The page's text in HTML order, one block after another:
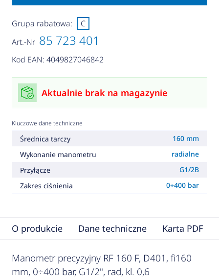
Art.-Nr 85 723 401
Kod EAN: 4049827046842
Grupa rabatowa: C
Aktualnie brak na magazynie
Kluczowe dane techniczne
Średnica tarczy
160 mm
Wykonanie manometru
radialne
Przyłącze
G1/2B
Zakres ciśnienia
0÷400 bar
O produkcie Dane techniczne Karta PDF
Manometr precyzyjny RF 160 F, D401, fi160
mm, 0÷400 bar, G1/2", rad, kl. 0,6